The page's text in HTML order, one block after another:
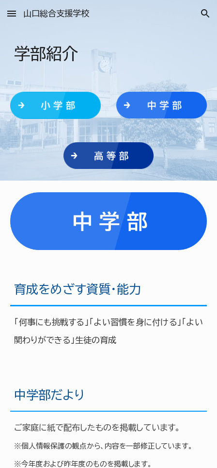
Skip to main content Skip to navigation
山口総合支援学校
学部紹介
育成をめざす資質・能力
「何事にも挑戦する」「よい習慣を身に付ける」「よい
関わりができる」生徒の育成
中学部だより
ご家庭に紙で配布したものを掲載しています。
※個人情報保護の観点から、内容を一部修正しています。
※今年度および昨年度のものを掲載します。